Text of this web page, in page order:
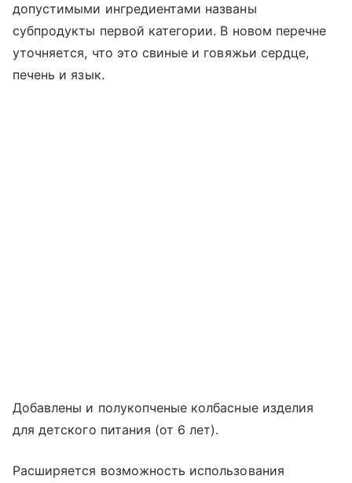
допустимыми ингредиентами названы
субпродукты первой категории. В новом перечне
уточняется, что это свиные и говяжьи сердце,
печень и язык.
Добавлены и полукопченые колбасные изделия
для детского питания (от 6 лет).
Расширяется возможность использования